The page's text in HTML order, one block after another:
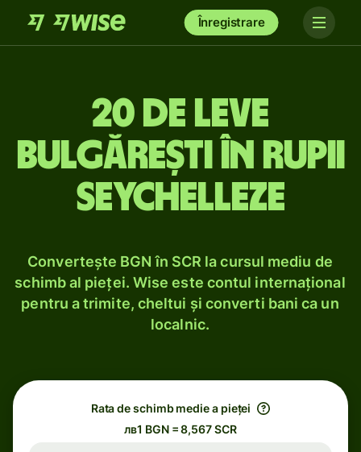
Înregistrare
20 de leve
bulgărești în rupii
seychelleze
Convertește BGN în SCR la cursul mediu de
schimb al pieței. Wise este contul internațional
pentru a trimite, cheltui și converti bani ca un
localnic.
Rata de schimb medie a pieței
лв1 BGN = 8,567 SCR